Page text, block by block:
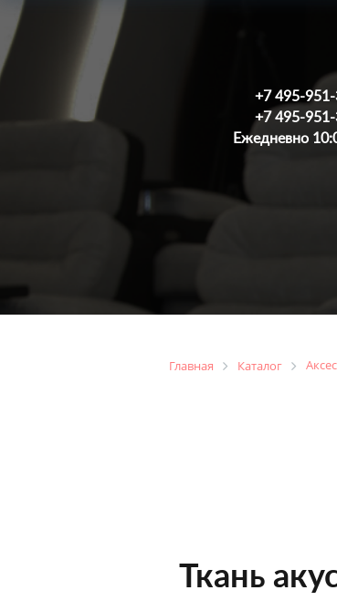
Главная Каталог
+7 495-
+7 495-
Ежедневно
Ткань